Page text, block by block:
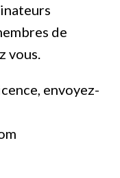
de
vous.
envoyez-